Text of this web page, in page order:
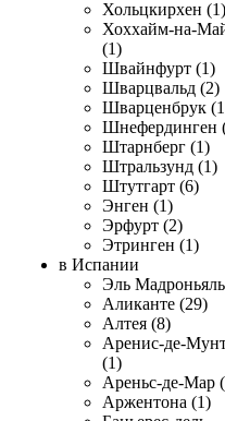
Хольцкирхен (1)
Хоххайм-на-
(1)
Швайнфурт (1)
Шварцвальд (2)
Шварценбрук
Шнефердинген
Штарнберг (1)
Штральзунд (1)
Штутгарт (6)
Энген (1)
Эрфурт (2)
Этринген (1)
в Испании
Эль
Аликанте (29)
Алтея (8)
Аренис-де-
(1)
Ареньс-де-Мар
Аржентона (1)